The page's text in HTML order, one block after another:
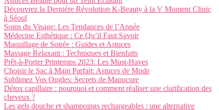
Découvrez la Dernière Révolution K-Beauty à la V Moment Clinic
à Séoul
Soins du Visage: Les Tendances de l’Année
Médecine Esthétique : Ce Qu’il Faut Savoir
Maquillage de Soirée : Guides et Astuces
Massage Relaxant : Techniques et Bienfaits
Prêt-à-Porter Printemps 2023: Les Must-Haves
Choisir le Sac à Main Parfait: Astuces de Mode
Sublimez Vos Ongles: Secrets de Manucure
Détox capillaire : pourquoi et comment réaliser une clarification des
cheveux ?
Les gels douche et shampoings rechargeables : une alternative